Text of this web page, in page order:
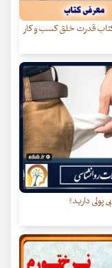
قدرت خلق کسب‌ و کار
پولی دارید؟